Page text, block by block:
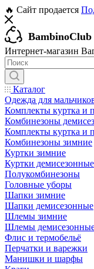
🔥 Сайт продается
BambinoClub
Интернет-магазин
Каталог
Одежда для
Комплекты куртка и
Комбинезоны
Комплекты куртка и
Комбинезоны зимние
Куртки зимние
Куртки демисезонные
Полукомбинезоны
Головные уборы
Шапки зимние
Шапки демисезонные
Шлемы зимние
Шлемы
Флис и термобельё
Перчатки и варежки
Манишки и шарфы